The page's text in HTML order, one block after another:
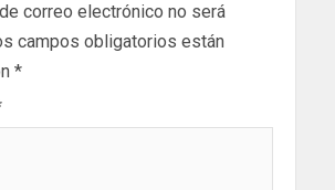
correo electrónico no será
campos obligatorios están
*